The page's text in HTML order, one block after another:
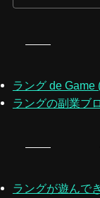
ラング de Game
ラングの副業ブ
ラングが遊んで